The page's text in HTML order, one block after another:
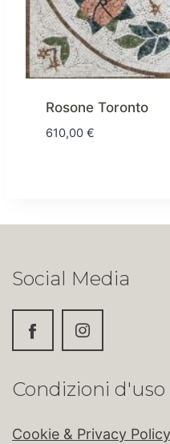
Rosone Toronto
610,00 €
Social Media
Condizioni d'uso
Cookie & Privacy Policy